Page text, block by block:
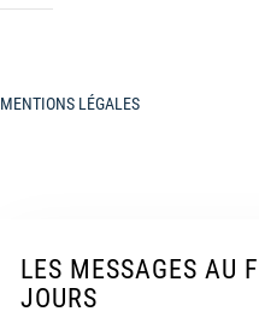
MENTIONS LÉGALES
LES MESSAGES AU
JOURS